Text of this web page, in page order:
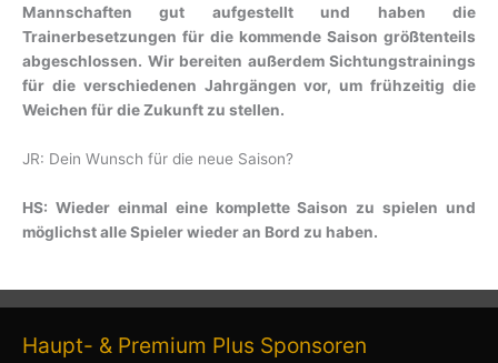
Mannschaften gut aufgestellt und haben die
Trainerbesetzungen für die kommende Saison größtenteils
abgeschlossen. Wir bereiten außerdem Sichtungstrainings
für die verschiedenen Jahrgängen vor, um frühzeitig die
Weichen für die Zukunft zu stellen.
JR: Dein Wunsch für die neue Saison?
HS: Wieder einmal eine komplette Saison zu spielen und
möglichst alle Spieler wieder an Bord zu haben.
Haupt- & Premium Plus Sponsoren